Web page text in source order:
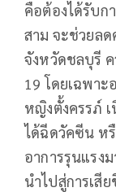
คือต้องได้รับก
สาม จะช่วยล
จังหวัดชลบุรี
19 โดยเฉพาะ
หญิงตั้งครรภ์
ได้ฉีดวัคซีน ห
อาการรุนแรง
นำไปสู่การเสี